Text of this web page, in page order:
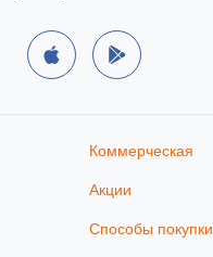
Коммерческая
Акции
Способы покупки